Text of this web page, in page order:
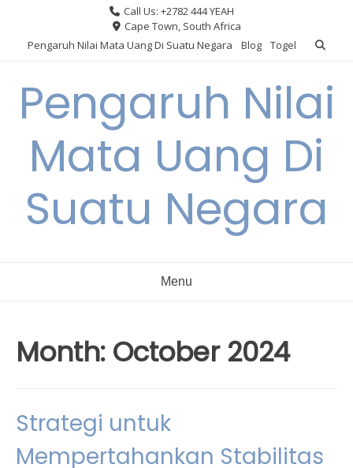
content
Call Us: +2782 444 YEAH
Cape Town, South Africa
Pengaruh Nilai Mata Uang Di Suatu Negara
Blog Togel
Pengaruh Nilai
Mata Uang Di
Suatu Negara
Menu
Month: October 2024
Strategi untuk
Mempertahankan Stabilitas